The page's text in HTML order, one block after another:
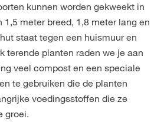
kunnen worden gekweekt in
meter breed, 1,8 meter lang en
staat tegen een huismuur en
terende planten raden we je aan
veel compost en een speciale
te gebruiken die de planten
voedingsstoffen die ze
groei.